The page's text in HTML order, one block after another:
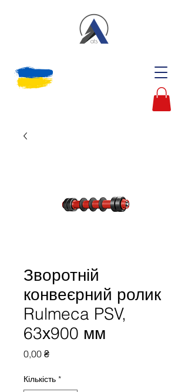
Зворотній
конвеєрний ролик
Rulmeca PSV,
63х900 мм
0,00 ₴Ціна
Кількість *